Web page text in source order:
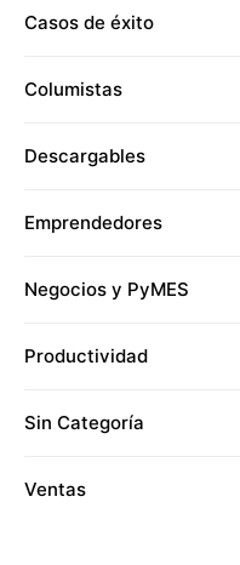
Casos de éxito
Columistas
Descargables
Emprendedores
Negocios y PyMES
Productividad
Sin Categoría
Ventas